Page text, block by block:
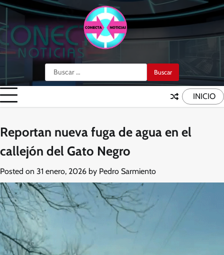
Skip
content
Buscar:
INICIO
Reportan nueva fuga de agua en el
callejón del Gato Negro
Posted on 31 enero, 2026 by Pedro Sarmiento